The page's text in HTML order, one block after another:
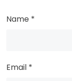
Name *
Email *